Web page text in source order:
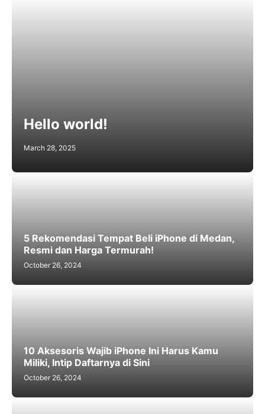
Hello world!
March 28, 2025
5 Rekomendasi Tempat Beli iPhone di Medan,
Resmi dan Harga Termurah!
October 26, 2024
10 Aksesoris Wajib iPhone Ini Harus Kamu
Miliki, Intip Daftarnya di Sini
October 26, 2024